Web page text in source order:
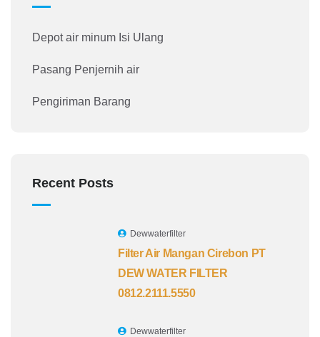
Depot air minum Isi Ulang
Pasang Penjernih air
Pengiriman Barang
Recent Posts
Dewwaterfilter
Filter Air Mangan Cirebon PT
DEW WATER FILTER
0812.2111.5550
Dewwaterfilter